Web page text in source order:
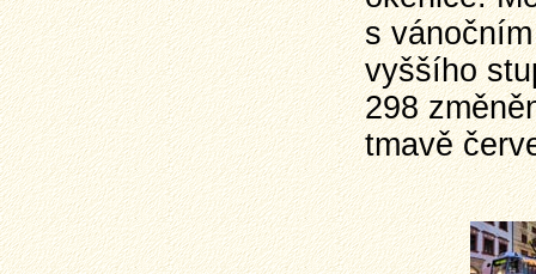
s
vyššího
298
tmavě